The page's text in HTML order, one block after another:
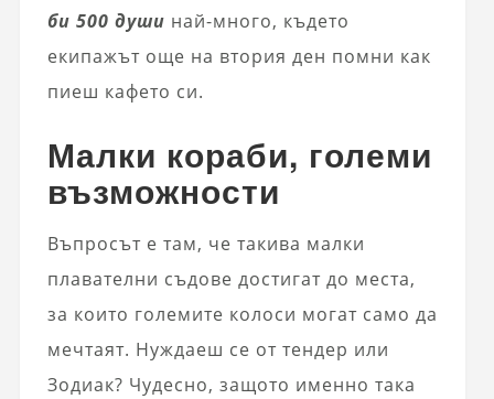
би 500 души най-много, където
екипажът още на втория ден помни как
пиеш кафето си.
Малки кораби, големи
възможности
Въпросът е там, че такива малки
плавателни съдове достигат до места,
за които големите колоси могат само да
мечтаят. Нуждаеш се от тендер или
Зодиак? Чудесно, защото именно така